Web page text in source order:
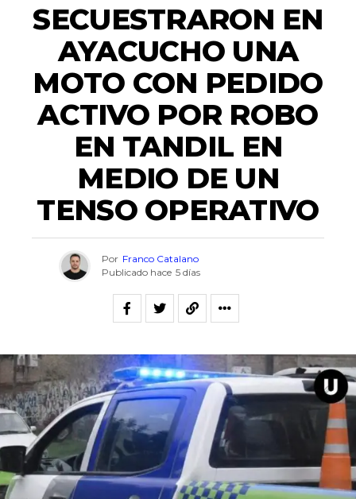
SECUESTRARON EN
AYACUCHO UNA
MOTO CON PEDIDO
ACTIVO POR ROBO
EN TANDIL EN
MEDIO DE UN
TENSO OPERATIVO
Por Franco Catalano
Publicado hace 5 días